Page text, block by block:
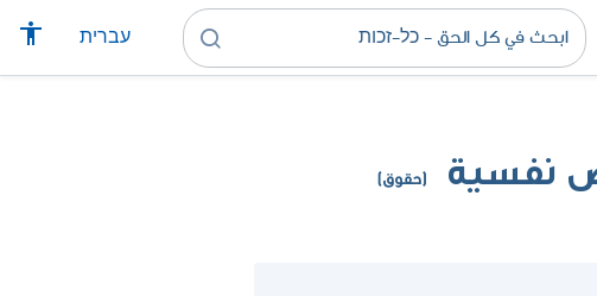
עברית
نفسية (حقوق)